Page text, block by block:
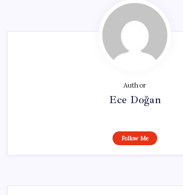
Author
Ece Doğan
Follow Me